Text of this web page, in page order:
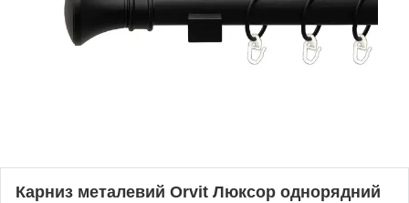
Карниз металевий Orvit Люксор однорядний